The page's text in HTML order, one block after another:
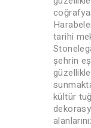
tarihi
şehrin
kültür